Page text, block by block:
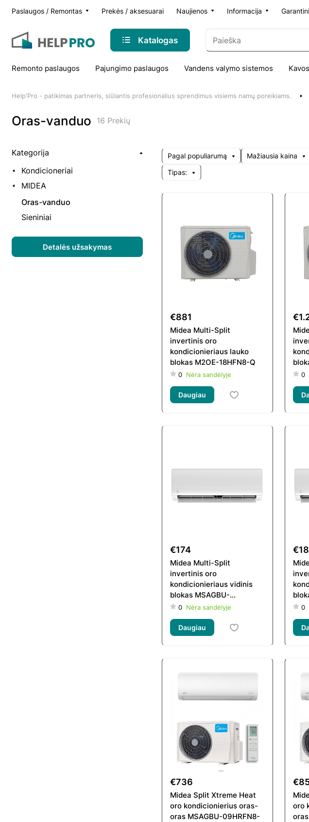
Paslaugos / Remontas Prekės / aksesuarai Naujienos Informacija
Katalogas
Remonto paslaugos Pajungimo paslaugos Vandens valymo sistemos
Help'Pro - patikimas partneris, siūlantis profesionalius sprendimus visiems namų poreikiams.
Oras-vanduo 16 Prekių
Kategorija
Kondicioneriai
MIDEA
Oras-vanduo
Sieniniai
Detalės užsakymas
Pagal populiarumą Mažiausia kaina
Tipas:
€881
Midea Multi-Split
invertinis oro
kondicionieriaus lauko
blokas M2OE-18HFN8-Q
0 Nėra sandėlyje
Daugiau
0
€174
Midea Multi-Split
invertinis oro
kondicionieriaus vidinis
blokas MSAGBU-
09HRFN8-QRD1GW(GA)
0 Nėra sandėlyje
Daugiau
0
€736
Midea Split Xtreme Heat
oro kondicionierius oras-
oras MSAGBU-09HRFN8-
oro